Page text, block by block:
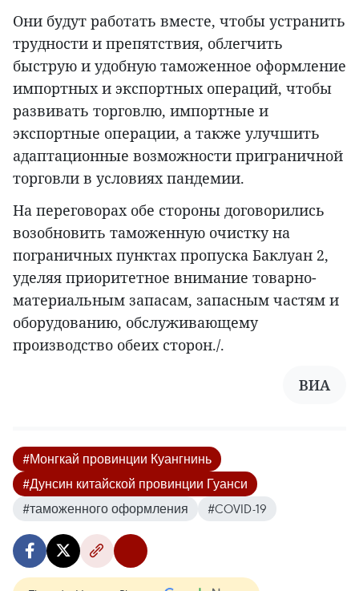
Они будут работать вместе, чтобы устранить
трудности и препятствия, облегчить
быструю и удобную таможенное оформление
импортных и экспортных операций, чтобы
развивать торговлю, импортные и
экспортные операции, а также улучшить
адаптационные возможности приграничной
торговли в условиях пандемии.
На переговорах обе стороны договорились
возобновить таможенную очистку на
пограничных пунктах пропуска Баклуан 2,
уделяя приоритетное внимание товарно-
материальным запасам, запасным частям и
оборудованию, обслуживающему
производство обеих сторон./.
ВИА
#Монгкай провинции Куангнинь
#Дунсин китайской провинции Гуанси
#таможенного оформления
#COVID-19